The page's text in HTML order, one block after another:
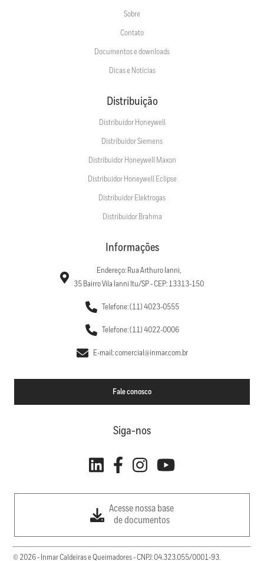
Sobre
Contato
Documentos e downloads
Dicas e Notícias
Distribuição
Distribuidor Honeywell
Distribuidor Siemens
Distribuidor Honeywell Maxon
Distribuidor Honeywell Eclipse
Distribuidor Elektrogas
Distribuidor Brahma
Informações
Endereço: Rua Arthuro Ianni,
35 Bairro Vila Ianni Itu/SP - CEP: 13313-150
Telefone: (11) 4023-0555
Telefone: (11) 4022-0006
E-mail: comercial@inmar.com.br
Fale conosco
Siga-nos
Acesse nossa base
de documentos
© 2026 - Inmar Caldeiras e Queimadores - CNPJ: 04.323.055/0001-93.